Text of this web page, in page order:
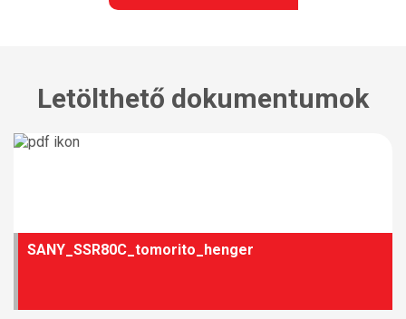
Letölthető dokumentumok
SANY_SSR80C_tomorito_henger